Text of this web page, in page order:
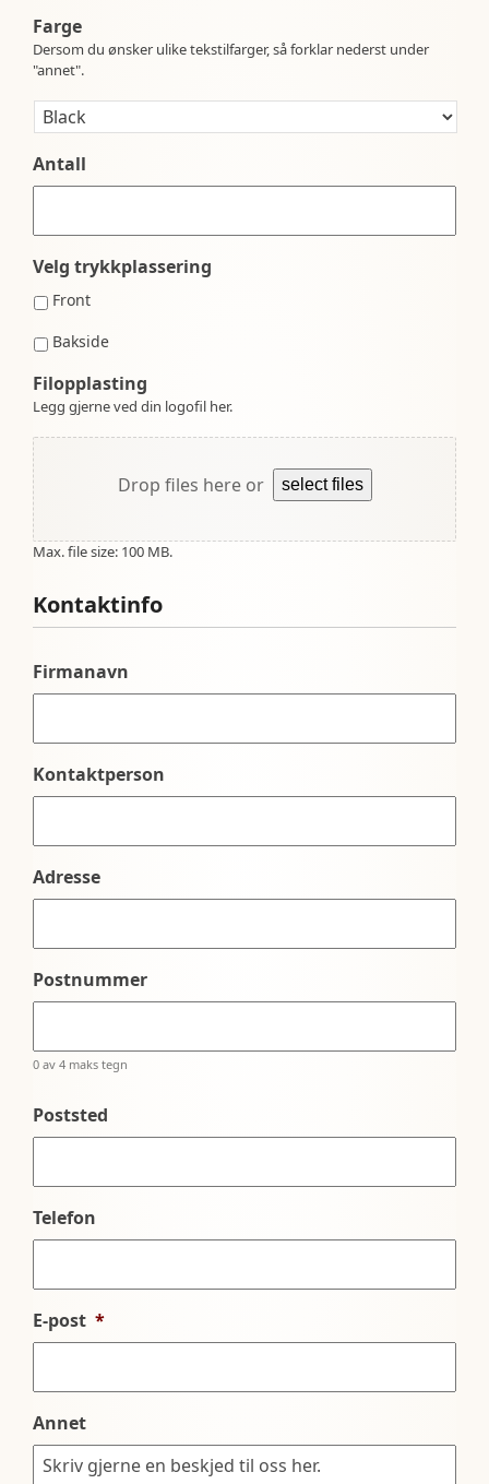
Farge
Dersom du ønsker ulike tekstilfarger, så forklar nederst under
"annet".
Antall
Velg trykkplassering
Front
Bakside
Filopplasting
Legg gjerne ved din logofil her.
Drop files here or select files
Max. file size: 100 MB.
Kontaktinfo
Firmanavn
Kontaktperson
Adresse
Postnummer
0 av 4 maks tegn
Poststed
Telefon
E-post *
Annet